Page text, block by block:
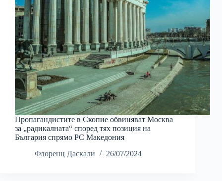
Пропагандистите в Скопие обвиняват Москва
за „радикалната“ според тях позиция на
България спрямо РС Македония
Флоренц Даскали
26/07/2024